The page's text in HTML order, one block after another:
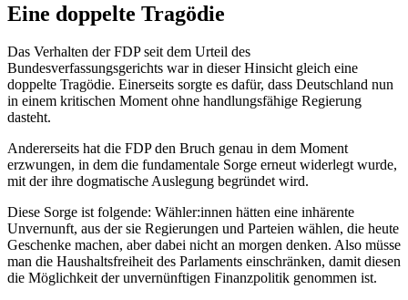
Eine doppelte Tragödie
Das Verhalten der FDP seit dem Urteil des
Bundesverfassungsgerichts war in dieser Hinsicht gleich eine
doppelte Tragödie. Einerseits sorgte es dafür, dass Deutschland nun
in einem kritischen Moment ohne handlungsfähige Regierung
dasteht.
Andererseits hat die FDP den Bruch genau in dem Moment
erzwungen, in dem die fundamentale Sorge erneut widerlegt wurde,
mit der ihre dogmatische Auslegung begründet wird.
Diese Sorge ist folgende: Wähler:innen hätten eine inhärente
Unvernunft, aus der sie Regierungen und Parteien wählen, die heute
Geschenke machen, aber dabei nicht an morgen denken. Also müsse
man die Haushaltsfreiheit des Parlaments einschränken, damit diesen
die Möglichkeit der unvernünftigen Finanzpolitik genommen ist.